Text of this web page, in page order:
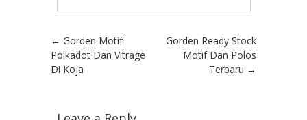
Post navigation
← Gorden Motif
Polkadot Dan Vitrage
Di Koja
Gorden Ready Stock
Motif Dan Polos
Terbaru →